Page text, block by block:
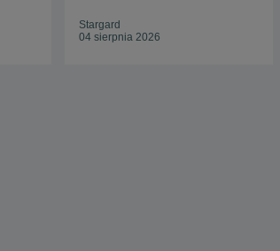
Stargard
04 sierpnia 2026